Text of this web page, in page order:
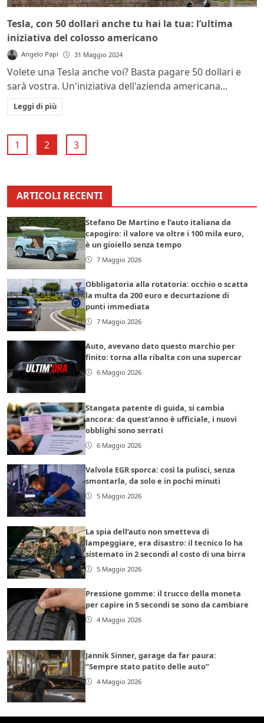
Tesla, con 50 dollari anche tu hai la tua: l’ultima
iniziativa del colosso americano
Angelo Papi 31 Maggio 2024
Volete una Tesla anche voi? Basta pagare 50 dollari e
sarà vostra. Un'iniziativa dell'azienda americana...
Leggi di più
1 2 3
ARTICOLI RECENTI
Stefano De Martino e l’auto italiana da
capogiro: il valore va oltre i 100 mila euro,
è un gioiello senza tempo
7 Maggio 2026
Obbligatoria alla rotatoria: occhio o scatta
la multa da 200 euro e decurtazione di
punti immediata
7 Maggio 2026
Auto, avevano dato questo marchio per
finito: torna alla ribalta con una supercar
6 Maggio 2026
Stangata patente di guida, si cambia
ancora: da quest’anno è ufficiale, i nuovi
obblighi sono serrati
6 Maggio 2026
Valvola EGR sporca: così la pulisci, senza
smontarla, da solo e in pochi minuti
5 Maggio 2026
La spia dell’auto non smetteva di
lampeggiare, era disastro: il tecnico lo ha
sistemato in 2 secondi al costo di una birra
5 Maggio 2026
Pressione gomme: il trucco della moneta
per capire in 5 secondi se sono da cambiare
4 Maggio 2026
Jannik Sinner, garage da far paura:
“Sempre stato patito delle auto”
4 Maggio 2026